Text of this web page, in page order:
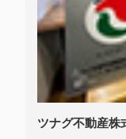
ツナグ不動産株